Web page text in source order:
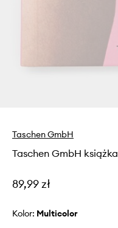
Taschen GmbH
Taschen GmbH książka
89,99 zł
Kolor: multicolor